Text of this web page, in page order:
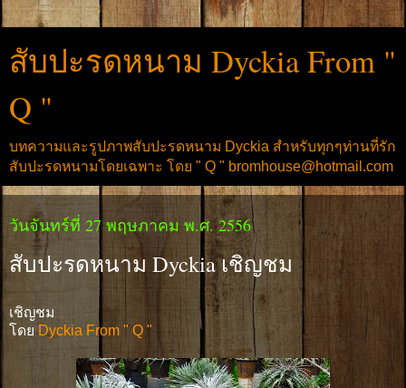
สับปะรดหนาม Dyckia From "
Q "
บทความและรูปภาพสับปะรดหนาม Dyckia สำหรับทุกๆท่านที่รัก
สับปะรดหนามโดยเฉพาะ โดย " Q " bromhouse@hotmail.com
วันจันทร์ที่ 27 พฤษภาคม พ.ศ. 2556
สับปะรดหนาม Dyckia เชิญชม
เชิญชม
โดยDyckia From " Q "